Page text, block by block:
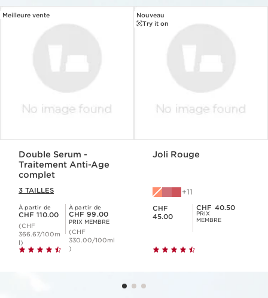
Meilleure vente
Double Serum -
Traitement Anti-Age
complet
3 TAILLES
À partir de
Nouveau prix CHF 110.00
CHF 110.00
(CHF
366.67/100m
l)
À partir de
Prix Sérénité CHF 99.00
CHF 99.00
PRIX MEMBRE
(CHF
330.00/100ml
)
Nouveau
Try it on
Joli Rouge
11
CHF
45.00
Prix Sérénité CHF 40.50
CHF 40.50
PRIX
MEMBRE